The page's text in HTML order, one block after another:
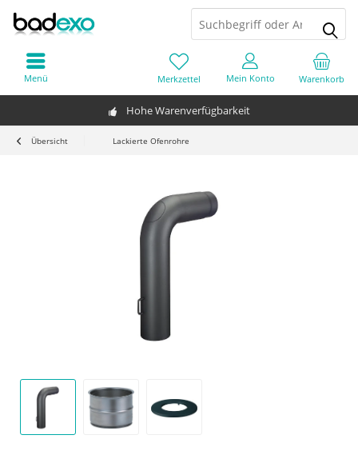
Hohe Warenverfügbarkeit
Warenkorb
Merkzettel Mein Konto
Menü
Übersicht Lackierte Ofenrohre